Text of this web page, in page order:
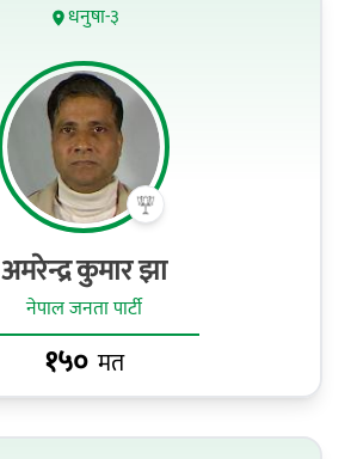
धनुषा-३
अमरेन्द्र कुमार झा
नेपाल जनता पार्टी
१५० मत